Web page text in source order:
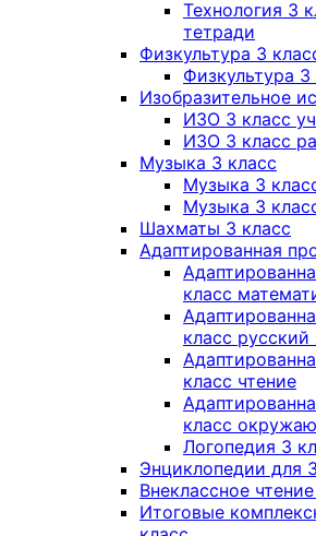
Технология 3
тетради
Физкультура 3
Физкультура 3
Изобразительное
ИЗО 3 класс
ИЗО 3 класс
Музыка 3 класс
Музыка 3
Музыка 3
Шахматы 3 класс
Адаптированная
класс
класс русский
класс чтение
класс
Логопедия 3
Энциклопедии для
Внеклассное
Итоговые